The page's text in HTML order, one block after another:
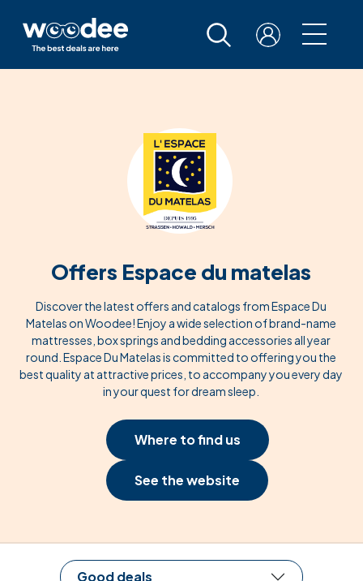
Offers Espace du matelas
Discover the latest offers and catalogs from Espace Du
Matelas on Woodee! Enjoy a wide selection of brand-name
mattresses, box springs and bedding accessories all year
round. Espace Du Matelas is committed to offering you the
best quality at attractive prices, to accompany you every day
in your quest for dream sleep.
Where to find us
See the website
Good deals